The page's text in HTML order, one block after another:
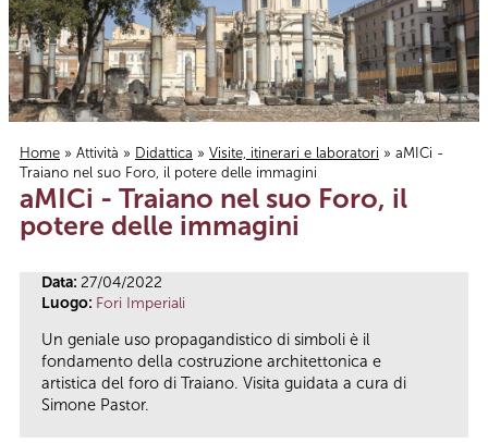
Tu sei qui
Home » Attività » Didattica » Visite, itinerari e laboratori » aMICi -
Traiano nel suo Foro, il potere delle immagini
aMICi - Traiano nel suo Foro, il
potere delle immagini
Data: 27/04/2022
Luogo: Fori Imperiali
Un geniale uso propagandistico di simboli è il
fondamento della costruzione architettonica e
artistica del foro di Traiano. Visita guidata a cura di
Simone Pastor.